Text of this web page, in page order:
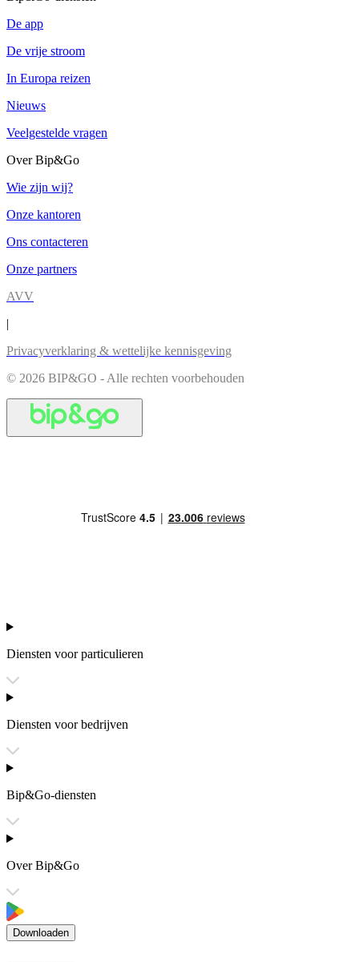
De app
De vrije stroom
In Europa reizen
Nieuws
Veelgestelde vragen
Over Bip&Go
Wie zijn wij?
Onze kantoren
Ons contacteren
Onze partners
AVV
|
Privacyverklaring & wettelijke kennisgeving
© 2026 BIP&GO - Alle rechten voorbehouden
Diensten voor particulieren
Diensten voor bedrijven
Bip&Go-diensten
Over Bip&Go
Downloaden